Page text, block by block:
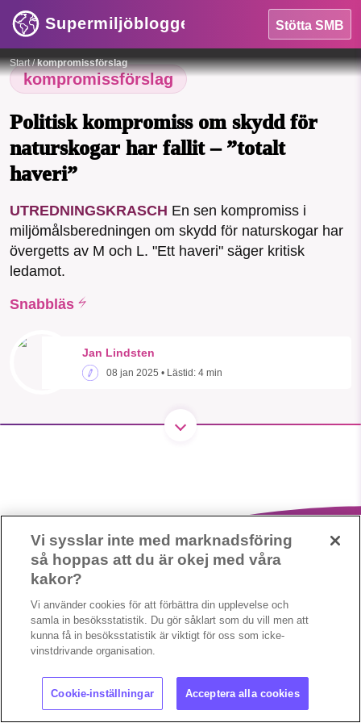
Supermiljöbloggen Stötta SMB
OMRÅDEN
MILJÖFAKTA
OM OSS
Sök Sparade inlägg Tipsa oss
Facebook Instagram BlueSky
Threads
Start/kompromissförslag
kompromissförslag
Politisk kompromiss om skydd för
naturskogar har fallit – ”totalt
haveri”
UTREDNINGSKRASCH En sen kompromiss i
miljömålsberedningen om skydd för naturskogar har
övergetts av M och L. "Ett haveri" säger kritisk
ledamot.
Snabbläs
Jan Lindsten
08 jan 2025 • Lästid: 4 min
Jonathan Petersson / Pixabay License
Copyright 2023 © Supermiljöbloggen Cookieinställningar
starten 2010 har vår ideella redaktion
drivit miljödebatten framåt genom
nyhetsbevakning och granskningar. Nu
vill vi utveckla vårt arbete – och vi
hoppas att du vill hjälpa oss.
1231368703
Vi sysslar inte med marknadsföring
så hoppas att du är okej med våra
kakor?
Vi använder cookies för att förbättra din upplevelse och
samla in besöksstatistik. Du gör såklart som du vill men att
kunna få in besöksstatistik är viktigt för oss som icke-
vinstdrivande organisation.
Cookie-inställningar Acceptera alla cookies